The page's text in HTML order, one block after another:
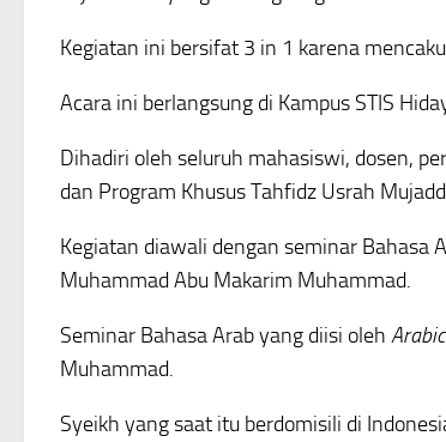
Kegiatan ini bersifat 3 in 1 karena
Acara ini berlangsung di Kampus STIS
Dihadiri oleh seluruh mahasiswi, dosen,
dan Program Khusus Tahfidz Usrah
Kegiatan diawali dengan seminar Bahasa
Muhammad Abu Makarim Muhammad.
Seminar Bahasa Arab yang diisi oleh
Muhammad.
Syeikh yang saat itu berdomisili di